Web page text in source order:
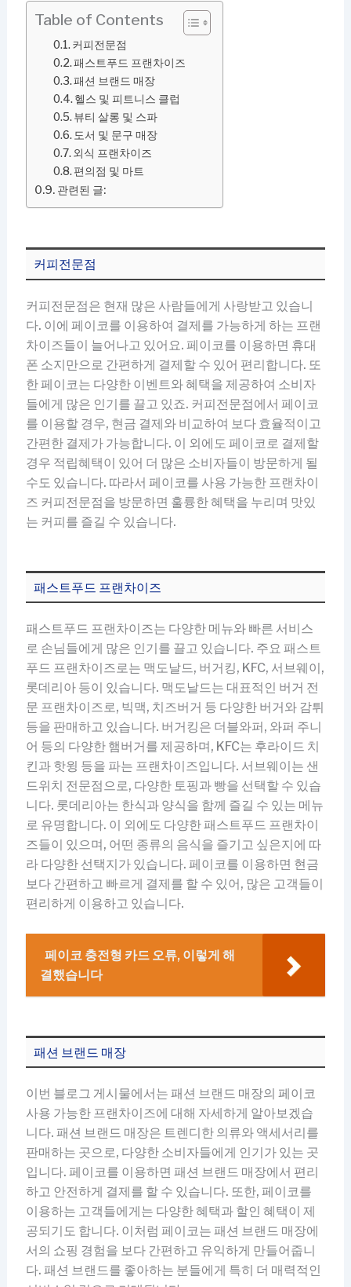
Table of Contents
커피전문점
패스트푸드 프랜차이즈
패션 브랜드 매장
헬스 및 피트니스 클럽
뷰티 살롱 및 스파
도서 및 문구 매장
외식 프랜차이즈
편의점 및 마트
관련된 글:
커피전문점
커피전문점은 현재 많은 사람들에게 사랑받고 있습니
다. 이에 페이코를 이용하여 결제를 가능하게 하는 프랜
차이즈들이 늘어나고 있어요. 페이코를 이용하면 휴대
폰 소지만으로 간편하게 결제할 수 있어 편리합니다. 또
한 페이코는 다양한 이벤트와 혜택을 제공하여 소비자
들에게 많은 인기를 끌고 있죠. 커피전문점에서 페이코
를 이용할 경우, 현금 결제와 비교하여 보다 효율적이고
간편한 결제가 가능합니다. 이 외에도 페이코로 결제할
경우 적립혜택이 있어 더 많은 소비자들이 방문하게 될
수도 있습니다. 따라서 페이코를 사용 가능한 프랜차이
즈 커피전문점을 방문하면 훌륭한 혜택을 누리며 맛있
는 커피를 즐길 수 있습니다.
패스트푸드 프랜차이즈
패스트푸드 프랜차이즈는 다양한 메뉴와 빠른 서비스
로 손님들에게 많은 인기를 끌고 있습니다. 주요 패스트
푸드 프랜차이즈로는 맥도날드, 버거킹, KFC, 서브웨이,
롯데리아 등이 있습니다. 맥도날드는 대표적인 버거 전
문 프랜차이즈로, 빅맥, 치즈버거 등 다양한 버거와 감튀
등을 판매하고 있습니다. 버거킹은 더블와퍼, 와퍼 주니
어 등의 다양한 햄버거를 제공하며, KFC는 후라이드 치
킨과 핫윙 등을 파는 프랜차이즈입니다. 서브웨이는 샌
드위치 전문점으로, 다양한 토핑과 빵을 선택할 수 있습
니다. 롯데리아는 한식과 양식을 함께 즐길 수 있는 메뉴
로 유명합니다. 이 외에도 다양한 패스트푸드 프랜차이
즈들이 있으며, 어떤 종류의 음식을 즐기고 싶은지에 따
라 다양한 선택지가 있습니다. 페이코를 이용하면 현금
보다 간편하고 빠르게 결제를 할 수 있어, 많은 고객들이
편리하게 이용하고 있습니다.
페이코 충전형 카드 오류, 이렇게 해
결했습니다
패션 브랜드 매장
이번 블로그 게시물에서는 패션 브랜드 매장의 페이코
사용 가능한 프랜차이즈에 대해 자세하게 알아보겠습
니다. 패션 브랜드 매장은 트렌디한 의류와 액세서리를
판매하는 곳으로, 다양한 소비자들에게 인기가 있는 곳
입니다. 페이코를 이용하면 패션 브랜드 매장에서 편리
하고 안전하게 결제를 할 수 있습니다. 또한, 페이코를
이용하는 고객들에게는 다양한 혜택과 할인 혜택이 제
공되기도 합니다. 이처럼 페이코는 패션 브랜드 매장에
서의 쇼핑 경험을 보다 간편하고 유익하게 만들어줍니
다. 패션 브랜드를 좋아하는 분들에게 특히 더 매력적인